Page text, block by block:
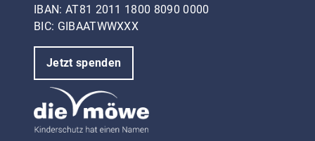
IBAN: AT81 2011 1800 8090 0000
BIC: GIBAATWWXXX
Jetzt spenden